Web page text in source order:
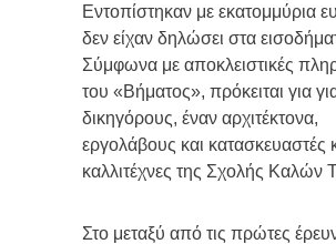
Εντοπίστηκαν με εκατομμύρια
δεν είχαν δηλώσει στα
Σύμφωνα με αποκλειστικές
του «Βήματος», πρόκειται για
δικηγόρους, έναν αρχιτέκτονα,
εργολάβους και κατασκευαστές
καλλιτέχνες της Σχολής Καλών
Στο μεταξύ από τις πρώτες